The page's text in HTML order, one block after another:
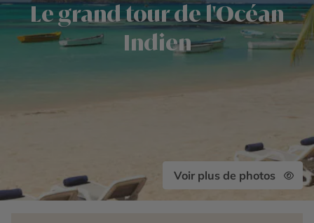
Le grand tour de l'Océan
Indien
Voir plus de photos